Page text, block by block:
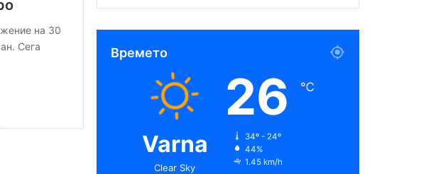
на 30
Сега
Времето
Varna
Clear Sky
26 ℃
34º - 24º
44%
1.45 km/h